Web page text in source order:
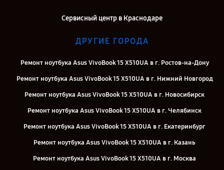
Сервисный центр в Краснодаре
ДРУГИЕ ГОРОДА
Ремонт ноутбука Asus VivoBook 15 X510UA в г. Ростов-на-Дону
Ремонт ноутбука Asus VivoBook 15 X510UA в г. Нижний Новгород
Ремонт ноутбука Asus VivoBook 15 X510UA в г. Новосибирск
Ремонт ноутбука Asus VivoBook 15 X510UA в г. Челябинск
Ремонт ноутбука Asus VivoBook 15 X510UA в г. Екатеринбург
Ремонт ноутбука Asus VivoBook 15 X510UA в г. Казань
Ремонт ноутбука Asus VivoBook 15 X510UA в г. Москва